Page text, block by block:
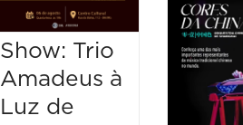
Show: Trio
Amadeus à
Luz de